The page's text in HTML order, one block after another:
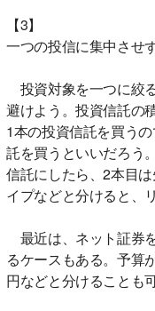
【3】
一つの投信に集中させ
投資対象を一つに絞
避けよう。投資信託の
1本の投資信託を買う
託を買うといいだろう
信託にしたら、2本目
イプなどと分けると、
最近は、ネット証券
るケースもある。予算
円などと分けることも